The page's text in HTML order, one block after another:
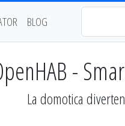
BLOG
-
La domotica